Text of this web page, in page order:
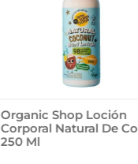
Organic Shop Loción
Corporal Natural De
250 Ml